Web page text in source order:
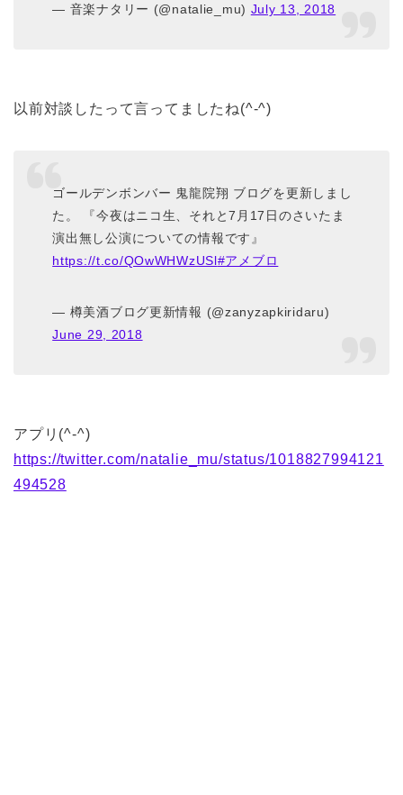
— 音楽ナタリー (@natalie_mu) July 13, 2018
以前対談したって言ってましたね(^-^)
ゴールデンボンバー 鬼龍院翔 ブログを更新しまし
た。 『今夜はニコ生、それと7月17日のさいたま
演出無し公演についての情報です』
https://t.co/QOwWHWzUSl#アメブロ
— 樽美酒ブログ更新情報 (@zanyzapkiridaru)
June 29, 2018
アプリ(^-^)
https://twitter.com/natalie_mu/status/1018827994121
494528